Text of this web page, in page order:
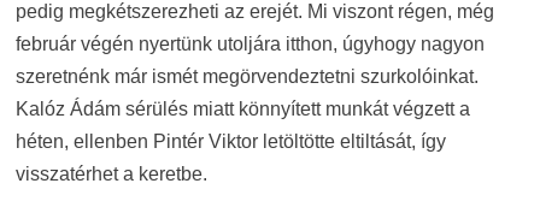
pedig megkétszerezheti az erejét. Mi viszont régen, még
február végén nyertünk utoljára itthon, úgyhogy nagyon
szeretnénk már ismét megörvendeztetni szurkolóinkat.
Kalóz Ádám sérülés miatt könnyített munkát végzett a
héten, ellenben Pintér Viktor letöltötte eltiltását, így
visszatérhet a keretbe.